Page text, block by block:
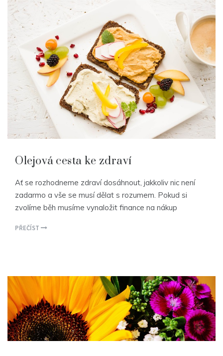
Olejová cesta ke zdraví
Ať se rozhodneme zdraví dosáhnout, jakkoliv nic není
zadarmo a vše se musí dělat s rozumem. Pokud si
zvolíme běh musíme vynaložit finance na nákup
PŘEČÍST